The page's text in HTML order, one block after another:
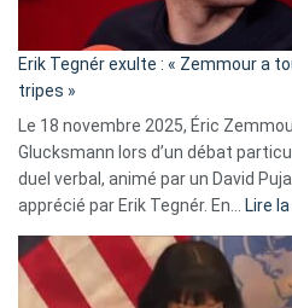
Erik Tegnér exulte : « Zemmour a
tripes »
Le 18 novembre 2025, Éric
Glucksmann lors d’un débat
duel verbal, animé par un David
apprécié par Erik Tegnér. En…
Lire